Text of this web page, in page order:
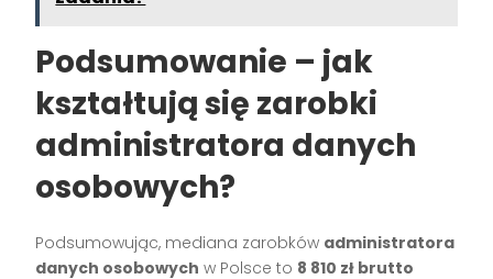
Podsumowanie – jak
kształtują się zarobki
administratora danych
osobowych?
Podsumowując, mediana zarobków administratora
danych osobowych w Polsce to 8 810 zł brutto